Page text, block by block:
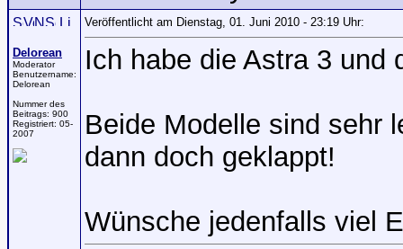
Delorean
Moderator
Benutzername:
Delorean
Nummer des
Beitrags: 900
Registriert: 05-
2007
Veröffentlicht am Dienstag, 01. Juni 2010 - 23:19 Uhr:
Ich habe die Astra 3 und
Beide Modelle sind sehr
dann doch geklappt!
Wünsche jedenfalls viel